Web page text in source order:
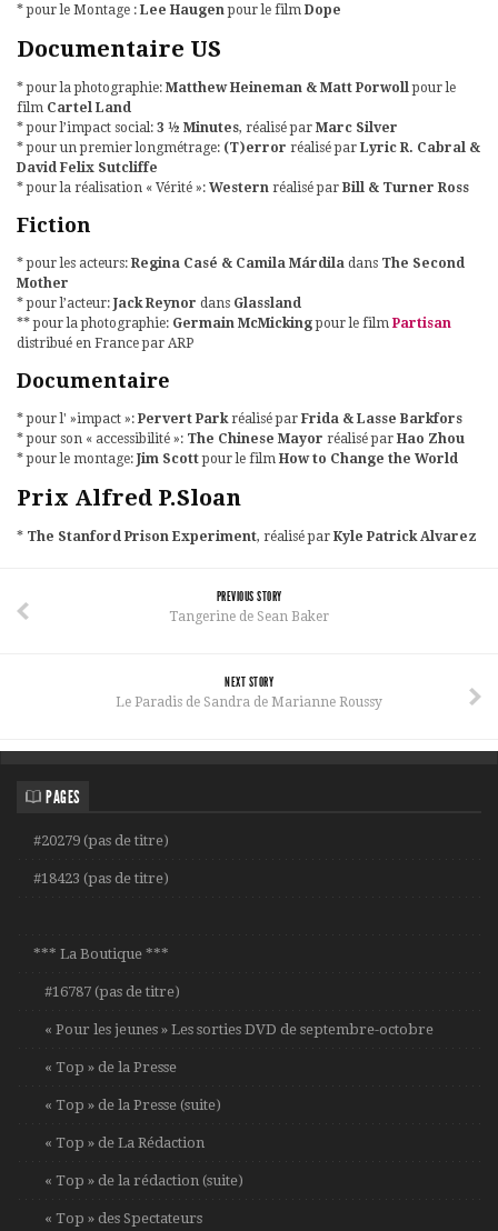
* pour le Montage : Lee Haugenpour le film Dope
Documentaire US
* pour la photographie: Matthew Heineman & Matt Porwollpour le
film Cartel Land
* pour l’impact social: 3 ½ Minutes, réalisé par Marc Silver
* pour un premier longmétrage: (T)error réalisé par Lyric R. Cabral &
David Felix Sutcliffe
* pour la réalisation « Vérité »: Western réalisé par Bill & Turner Ross
Fiction
* pour les acteurs: Regina Casé & Camila Márdila dans The Second
Mother
* pour l’acteur: Jack Reynor dans Glassland
** pour la photographie: Germain McMickingpour le filmPartisan
distribué en France par ARP
Documentaire
* pour l' »impact »: Pervert Parkréalisé par Frida & Lasse Barkfors
* pour son « accessibilité »: The Chinese Mayor réalisé par Hao Zhou
* pour le montage: Jim Scottpour le film How to Change the World
Prix Alfred P.Sloan
* The Stanford Prison Experiment, réalisé par Kyle Patrick Alvarez
PREVIOUS STORY
Tangerine de Sean Baker
NEXT STORY
Le Paradis de Sandra de Marianne Roussy
PAGES
#20279 (pas de titre)
#18423 (pas de titre)
*** La Boutique ***
#16787 (pas de titre)
« Pour les jeunes » Les sorties DVD de septembre-octobre
« Top » de la Presse
« Top » de la Presse (suite)
« Top » de La Rédaction
« Top » de la rédaction (suite)
« Top » des Spectateurs